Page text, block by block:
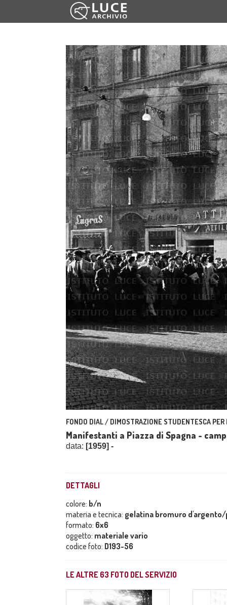
FONDO DIAL / DIMOSTRAZIONE STUDENTESCA
Manifestanti a Piazza di Spagna -
data: [1959] -
DETTAGLI
colore: b/n
materia e tecnica: gelatina bromuro
formato: 6x6
oggetto: materiale vario
codice foto: D193-56
LE ALTRE 63 FOTO DEL SERVIZIO